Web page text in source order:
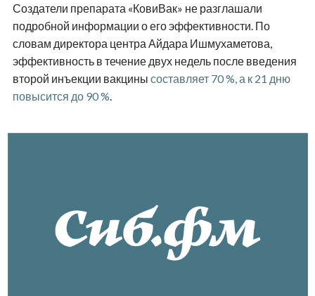
Создатели препарата «КовиВак» не разглашали
подробной информации о его эффективности. По
словам директора центра Айдара Ишмухаметова,
эффективность в течение двух недель после введения
второй инъекции вакцины составляет 70 %, а к 21 дню
повысится до 90 %.